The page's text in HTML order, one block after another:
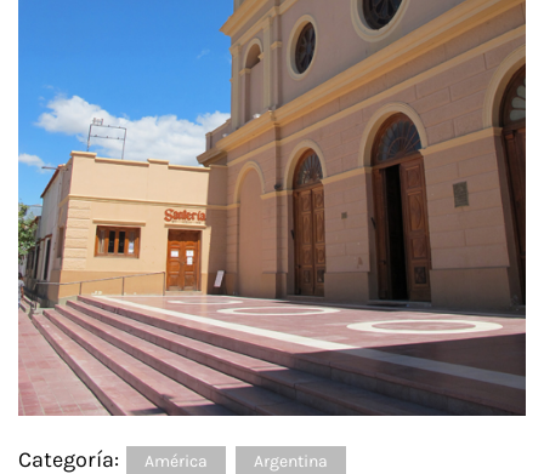
Categoría: América Argentina